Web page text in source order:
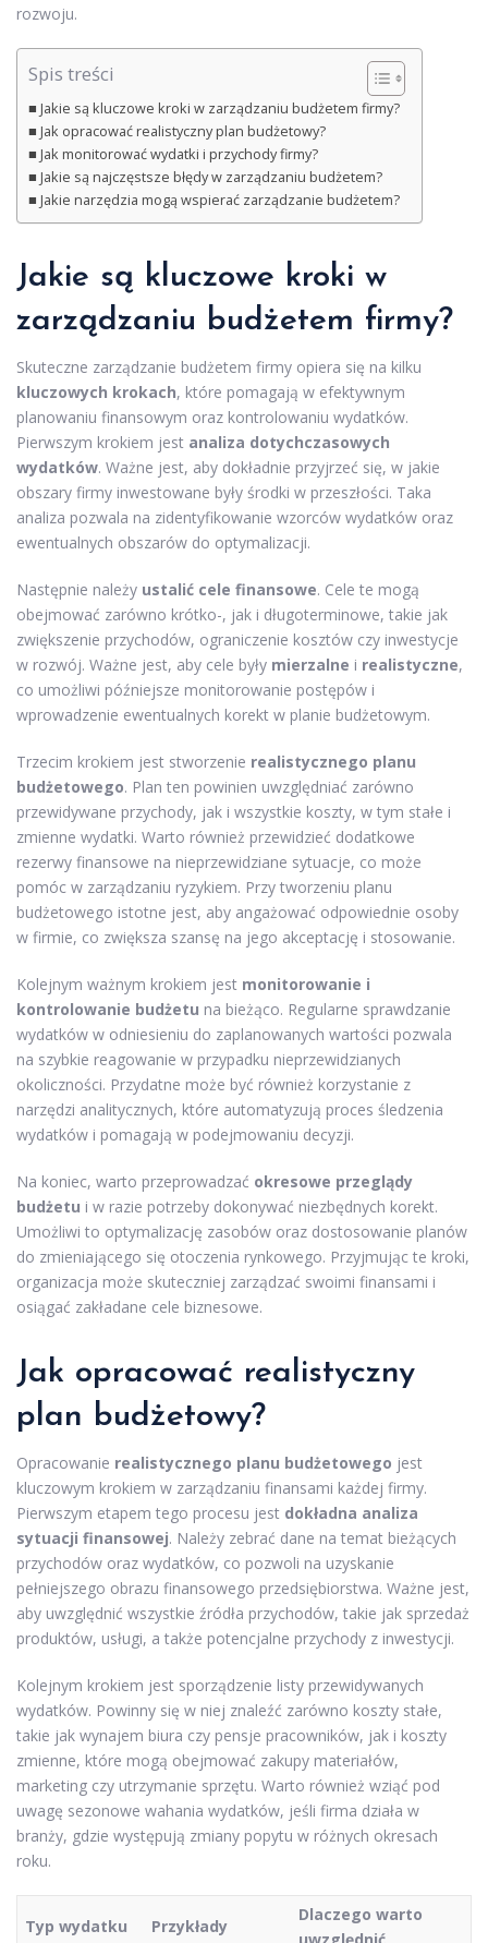
rozwoju.
Spis treści
Jakie są kluczowe kroki w zarządzaniu budżetem firmy?
Jak opracować realistyczny plan budżetowy?
Jak monitorować wydatki i przychody firmy?
Jakie są najczęstsze błędy w zarządzaniu budżetem?
Jakie narzędzia mogą wspierać zarządzanie budżetem?
Jakie są kluczowe kroki w
zarządzaniu budżetem firmy?
Skuteczne zarządzanie budżetem firmy opiera się na kilku
kluczowych krokach, które pomagają w efektywnym
planowaniu finansowym oraz kontrolowaniu wydatków.
Pierwszym krokiem jest analiza dotychczasowych
wydatków. Ważne jest, aby dokładnie przyjrzeć się, w jakie
obszary firmy inwestowane były środki w przeszłości. Taka
analiza pozwala na zidentyfikowanie wzorców wydatków oraz
ewentualnych obszarów do optymalizacji.
Następnie należy ustalić cele finansowe. Cele te mogą
obejmować zarówno krótko-, jak i długoterminowe, takie jak
zwiększenie przychodów, ograniczenie kosztów czy inwestycje
w rozwój. Ważne jest, aby cele były mierzalne i realistyczne,
co umożliwi późniejsze monitorowanie postępów i
wprowadzenie ewentualnych korekt w planie budżetowym.
Trzecim krokiem jest stworzenie realistycznego planu
budżetowego. Plan ten powinien uwzględniać zarówno
przewidywane przychody, jak i wszystkie koszty, w tym stałe i
zmienne wydatki. Warto również przewidzieć dodatkowe
rezerwy finansowe na nieprzewidziane sytuacje, co może
pomóc w zarządzaniu ryzykiem. Przy tworzeniu planu
budżetowego istotne jest, aby angażować odpowiednie osoby
w firmie, co zwiększa szansę na jego akceptację i stosowanie.
Kolejnym ważnym krokiem jest monitorowanie i
kontrolowanie budżetu na bieżąco. Regularne sprawdzanie
wydatków w odniesieniu do zaplanowanych wartości pozwala
na szybkie reagowanie w przypadku nieprzewidzianych
okoliczności. Przydatne może być również korzystanie z
narzędzi analitycznych, które automatyzują proces śledzenia
wydatków i pomagają w podejmowaniu decyzji.
Na koniec, warto przeprowadzać okresowe przeglądy
budżetu i w razie potrzeby dokonywać niezbędnych korekt.
Umożliwi to optymalizację zasobów oraz dostosowanie planów
do zmieniającego się otoczenia rynkowego. Przyjmując te kroki,
organizacja może skuteczniej zarządzać swoimi finansami i
osiągać zakładane cele biznesowe.
Jak opracować realistyczny
plan budżetowy?
Opracowanie realistycznego planu budżetowego jest
kluczowym krokiem w zarządzaniu finansami każdej firmy.
Pierwszym etapem tego procesu jest dokładna analiza
sytuacji finansowej. Należy zebrać dane na temat bieżących
przychodów oraz wydatków, co pozwoli na uzyskanie
pełniejszego obrazu finansowego przedsiębiorstwa. Ważne jest,
aby uwzględnić wszystkie źródła przychodów, takie jak sprzedaż
produktów, usługi, a także potencjalne przychody z inwestycji.
Kolejnym krokiem jest sporządzenie listy przewidywanych
wydatków. Powinny się w niej znaleźć zarówno koszty stałe,
takie jak wynajem biura czy pensje pracowników, jak i koszty
zmienne, które mogą obejmować zakupy materiałów,
marketing czy utrzymanie sprzętu. Warto również wziąć pod
uwagę sezonowe wahania wydatków, jeśli firma działa w
branży, gdzie występują zmiany popytu w różnych okresach
roku.
Typ wydatku Przykłady
Dlaczego warto
uwzględnić